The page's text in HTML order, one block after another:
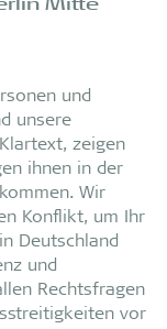
Mitte
und
unsere
zeigen
ihnen in der
Wir
Konflikt, um Ihr
Deutschland
und
Rechtsfragen
vor